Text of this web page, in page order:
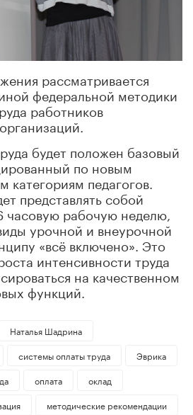
рассматривается
федеральной методики
работников
будет положен базовый
по новым
педагогов.
представлять собой
часовую рабочую неделю,
урочной и внеурочной
«всё включено». Это
интенсивности труда
на качественном
функций.
Наталья Шадрина
системы оплаты труда
Эврика
оплата
оклад
методические рекомендации